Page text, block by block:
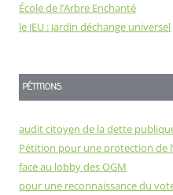
École de l’Arbre Enchanté
le JEU : Jardin déchange universel
PÉTITIONS
audit citoyen de la dette
Pétition pour une protection de
face au lobby des OGM
pour une reconnaissance du